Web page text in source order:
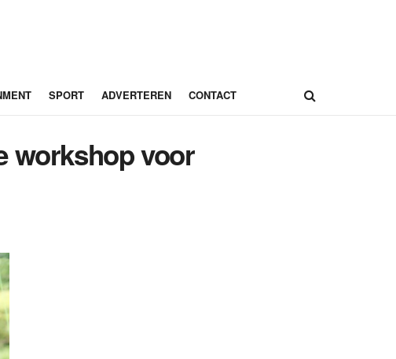
SPORT ADVERTEREN CONTACT
workshop voor